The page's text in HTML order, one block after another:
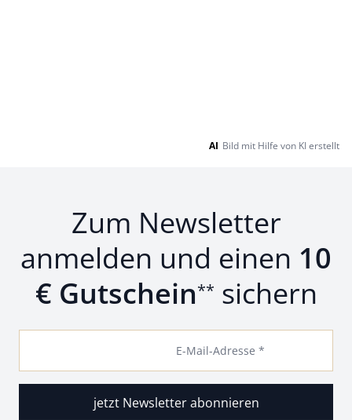
AI Bild mit Hilfe von KI erstellt
Zum Newsletter
anmelden und einen 10
€ Gutschein** sichern
E-Mail-Adresse *
jetzt Newsletter abonnieren